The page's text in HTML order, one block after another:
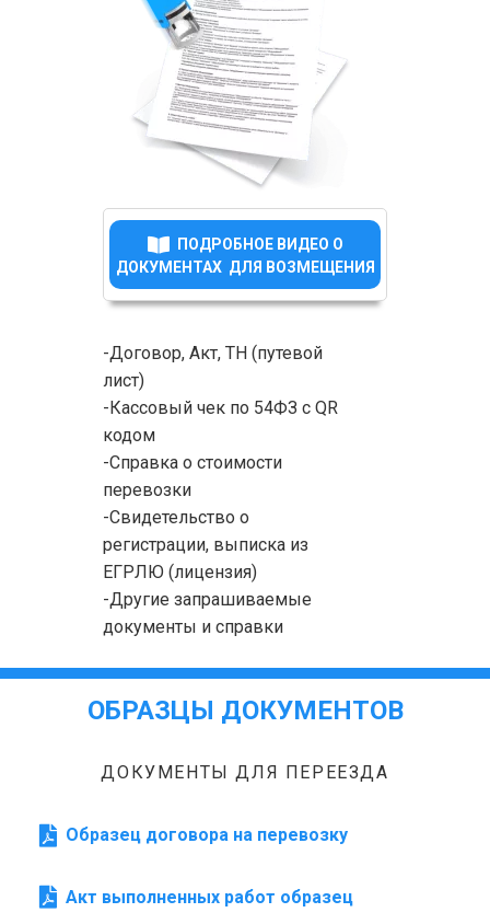
-Договор, Акт, ТН (путевой
лист)
-Кассовый чек по 54ФЗ с QR
кодом
-Справка о стоимости
перевозки
-Свидетельство о
регистрации, выписка из
ЕГРЛЮ (лицензия)
-Другие запрашиваемые
документы и справки
ПОДРОБНОЕ ВИДЕО О
ДОКУМЕНТАХ ДЛЯ ВОЗМЕЩЕНИЯ
ОБРАЗЦЫ ДОКУМЕНТОВ
ДОКУМЕНТЫ ДЛЯ ПЕРЕЕЗДА
Образец договора на перевозку
Акт выполненных работ образец